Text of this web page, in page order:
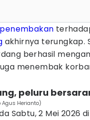
penembakan
akhirnya terungkap.
berhasil
menembak
peluru
Herianto)
Sabtu, 2 Mei 2026